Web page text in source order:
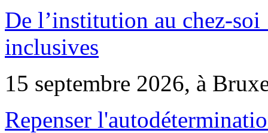
De l’institution au chez-
inclusives
15 septembre 2026, à
Repenser